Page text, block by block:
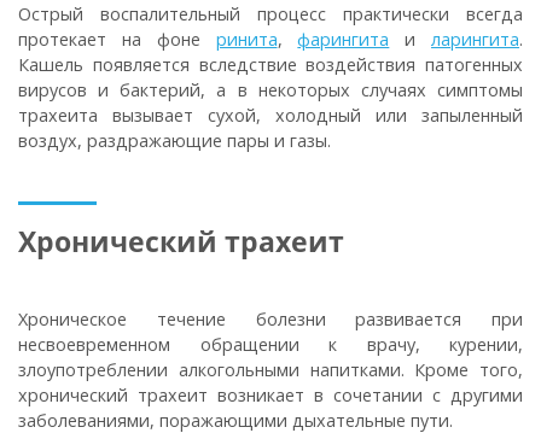
Острый воспалительный процесс практически всегда
протекает на фоне ринита,фарингита и ларингита.
Кашель появляется вследствие воздействия патогенных
вирусов и бактерий, а в некоторых случаях симптомы
трахеита вызывает сухой, холодный или запыленный
воздух, раздражающие пары и газы.
Хронический трахеит
Хроническое течение болезни развивается при
несвоевременном обращении к врачу, курении,
злоупотреблении алкогольными напитками. Кроме того,
хронический трахеит возникает в сочетании с другими
заболеваниями, поражающими дыхательные пути.